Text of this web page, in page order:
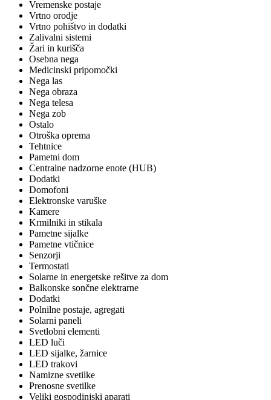
Vremenske postaje
Vrtno orodje
Vrtno pohištvo in dodatki
Zalivalni sistemi
Žari in kurišča
Osebna nega
Medicinski pripomočki
Nega las
Nega obraza
Nega telesa
Nega zob
Ostalo
Otroška oprema
Tehtnice
Pametni dom
Centralne nadzorne enote (HUB)
Dodatki
Domofoni
Elektronske varuške
Kamere
Krmilniki in stikala
Pametne sijalke
Pametne vtičnice
Senzorji
Termostati
Solarne in energetske rešitve za dom
Balkonske sončne elektrarne
Dodatki
Polnilne postaje, agregati
Solarni paneli
Svetlobni elementi
LED luči
LED sijalke, žarnice
LED trakovi
Namizne svetilke
Prenosne svetilke
Veliki gospodinjski aparati